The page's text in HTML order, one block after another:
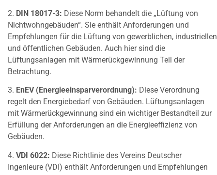
2. DIN 18017-3: Diese Norm behandelt die „Lüftung von
Nichtwohngebäuden“. Sie enthält Anforderungen und
Empfehlungen für die Lüftung von gewerblichen, industriellen
und öffentlichen Gebäuden. Auch hier sind die
Lüftungsanlagen mit Wärmerückgewinnung Teil der
Betrachtung.
3. EnEV (Energieeinsparverordnung): Diese Verordnung
regelt den Energiebedarf von Gebäuden. Lüftungsanlagen
mit Wärmerückgewinnung sind ein wichtiger Bestandteil zur
Erfüllung der Anforderungen an die Energieeffizienz von
Gebäuden.
4. VDI 6022: Diese Richtlinie des Vereins Deutscher
Ingenieure (VDI) enthält Anforderungen und Empfehlungen